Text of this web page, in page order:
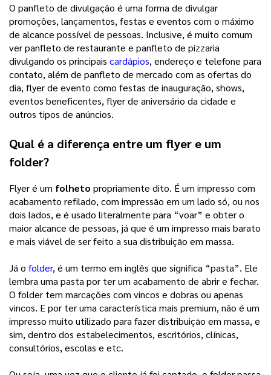
O panfleto de divulgação é uma forma de divulgar
promoções, lançamentos, festas e eventos com o máximo
de alcance possível de pessoas. Inclusive, é muito comum
ver panfleto de restaurante e panfleto de pizzaria
divulgando os principais cardápios, endereço e telefone para
contato, além de panfleto de mercado com as ofertas do
dia, flyer de evento como festas de inauguração, shows,
eventos beneficentes, flyer de aniversário da cidade e
outros tipos de anúncios.
Qual é a diferença entre um flyer e um
folder?
Flyer é um folheto propriamente dito. É um impresso com
acabamento refilado, com impressão em um lado só, ou nos
dois lados, e é usado literalmente para “voar” e obter o
maior alcance de pessoas, já que é um impresso mais barato
e mais viável de ser feito a sua distribuição em massa.
Já o folder, é um termo em inglês que significa “pasta”. Ele
lembra uma pasta por ter um acabamento de abrir e fechar.
O folder tem marcações com vincos e dobras ou apenas
vincos. E por ter uma característica mais premium, não é um
impresso muito utilizado para fazer distribuição em massa, e
sim, dentro dos estabelecimentos, escritórios, clínicas,
consultórios, escolas e etc.